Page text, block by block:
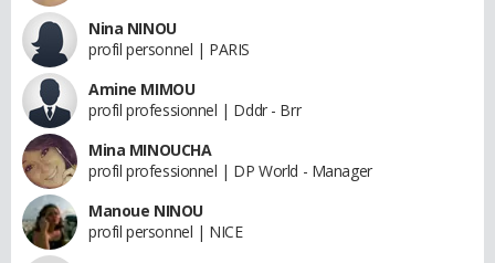
Nina NINOU
profil personnel | PARIS
Amine MIMOU
profil professionnel | Dddr - Brr
Mina MINOUCHA
profil professionnel | DP World - Manager
Manoue NINOU
profil personnel | NICE